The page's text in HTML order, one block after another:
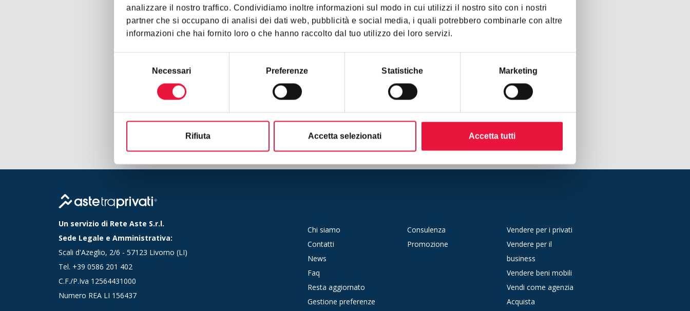
analizzare il nostro traffico. Condividiamo inoltre informazioni sul modo in cui utilizzi il nostro sito con i nostri
partner che si occupano di analisi dei dati web, pubblicità e social media, i quali potrebbero combinarle con altre
informazioni che hai fornito loro o che hanno raccolto dal tuo utilizzo dei loro servizi.
Necessari Preferenze Statistiche Marketing
Rifiuta Accetta selezionati Accetta tutti
Iscriviti alla nostra
newsletter!
pratica alle aste tra privati.
Un servizio di Rete Aste S.r.l.
Sede Legale e Amministrativa:
Scali d'Azeglio, 2/6 - 57123 Livorno (LI)
Tel. +39 0586 201 402
C.F./P.Iva 12564431000
Numero REA LI 156437
Chi siamo
Contatti
News
Faq
Resta aggiornato
Gestione preferenze
Consulenza
Promozione
Vendere per i privati
Vendere per il
business
Vendere beni mobili
Vendi come agenzia
Acquista